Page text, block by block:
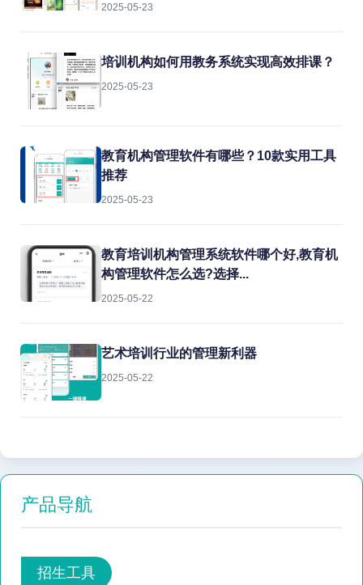
2025-05-23
培训机构如何用教务系统实现高效排课？
2025-05-23
教育机构管理软件有哪些？10款实用工具
推荐
2025-05-23
教育培训机构管理系统软件哪个好,教育机
构管理软件怎么选?选择...
2025-05-22
艺术培训行业的管理新利器
2025-05-22
产品导航
招生工具